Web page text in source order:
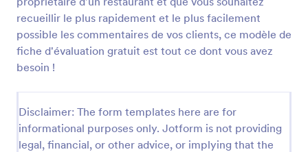
recueillir le plus rapidement et le plus facilement
possible les commentaires de vos clients, ce modèle de
fiche d'évaluation gratuit est tout ce dont vous avez
besoin !
Disclaimer: The form templates here are for
informational purposes only. Jotform is not providing
legal, financial, or other advice, or implying that the
Formulaire De Vote De L'employé Du Mois
Le formulaire de vote de l'employé du mois est utile